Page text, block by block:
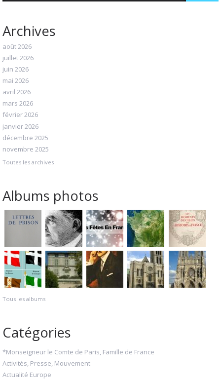
Archives
août 2026
juillet 2026
juin 2026
mai 2026
avril 2026
mars 2026
février 2026
janvier 2026
décembre 2025
novembre 2025
Toutes les archives
Albums photos
Tous les albums
Catégories
*Monseigneur le Comte de Paris, Famille de France
Activités, Presse, Mouvement
Actualité Europe